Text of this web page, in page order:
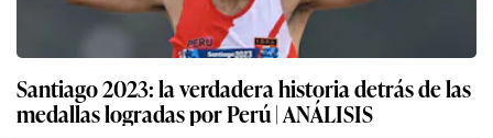
Santiago 2023: la verdadera historia detrás de las
medallas logradas por Perú | ANÁLISIS